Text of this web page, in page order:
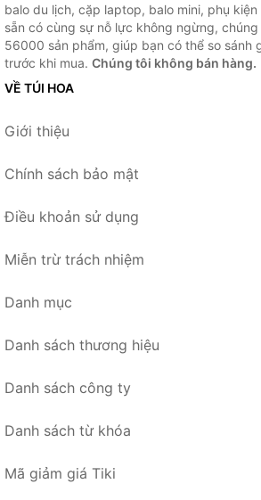
balo du lịch, cặp laptop, balo mini, phụ
sẵn có cùng sự nỗ lực không ngừng,
56000 sản phẩm, giúp bạn có thể so sánh
trước khi mua. Chúng tôi không bán hàng.
VỀ TÚI HOA
Giới thiệu
Chính sách bảo mật
Điều khoản sử dụng
Miễn trừ trách nhiệm
Danh mục
Danh sách thương hiệu
Danh sách công ty
Danh sách từ khóa
Mã giảm giá Tiki